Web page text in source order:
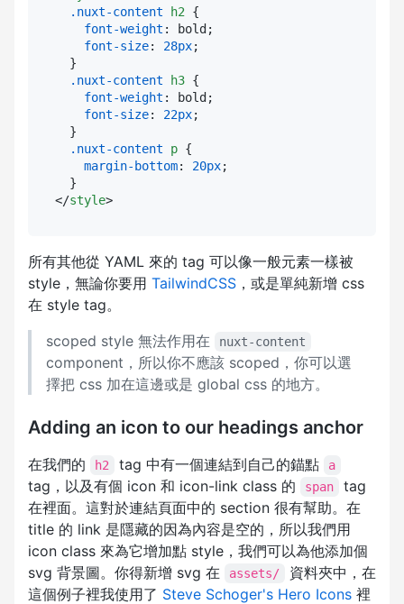
.nuxt-content
h2 {
font-weight : bold;
font-size: 28px;
  }
.nuxt-content
h3 {
font-weight : bold;
font-size: 22px;
  }
.nuxt-content
p {
margin-bottom: 20px;
</style>
所有其他從 YAML 來的 tag 可以像一般元素一樣被
style，無論你要用 TailwindCSS ，或是單純新增 css
在 style tag。
scoped style 無法作用在
nuxt-content
component，所以你不應該 scoped，你可以選
擇把 css 加在這邊或是 global css 的地方。
Adding an icon to our headings anchor
在我們的 h2 tag 中有一個連結到自己的錨點 a
tag，以及有個 icon 和 icon-link class 的 span
tag
在裡面。這對於連結頁面中的 section 很有幫助。在
title 的 link 是隱藏的因為內容是空的，所以我們用
icon class 來為它增加點 style，我們可以為他添加個
svg 背景圖。你得新增 svg 在
assets/
資料夾中，在
這個例子裡我使用了 Steve Schoger's Hero Icons 裡